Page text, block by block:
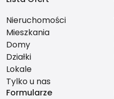
Nieruchomości
Mieszkania
Domy
Działki
Lokale
Tylko u nas
Formularze